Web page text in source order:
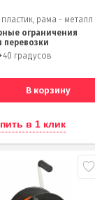
рама - металл
ограничения
перевозки
градусов
В корзину
в 1 клик